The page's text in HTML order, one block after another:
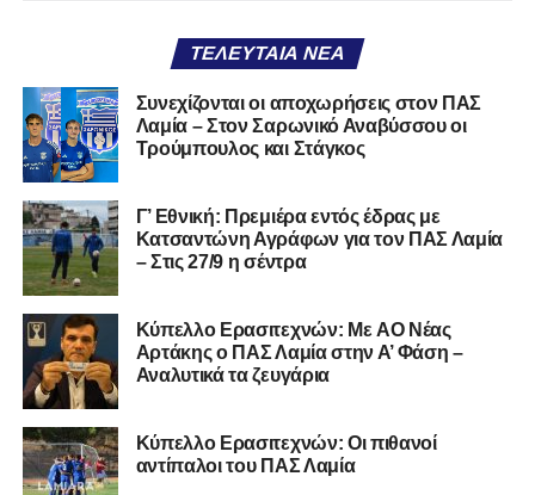
στις 26 Σεπτεμβρίου 2021.
Καλωσορίζουμε τον Βασίλη στην οικογένεια του
Σαρωνικού και του ευχόμαστε υγεία και πολλές
επιτυχίες.»
Η ανακοίνωση για τον Χρυσόστομο Στάγκο
«Ο Α.Ο. Σαρωνικός Αναβύσσου ανακοινώνει την
απόκτηση του τερματοφύλακα Χρυσόστομου Στάγκου.
Ο 24χρονος τερματοφύλακας (γεννημένος στις
27/06/2002) προέρχεται επίσης από μία γεμάτη χρονιά
στη Γ’ Εθνική με τον ΠΑΣ Λαμία. Στο παρελθόν
αγωνίστηκε στον Λεβαδειακό, ενώ πέρασε και από ομάδες
ΤΕΛΕΥΤΑΊΑ ΝΈΑ
Συνεχίζονται οι αποχωρήσεις στον ΠΑΣ
Λαμία – Στον Σαρωνικό Αναβύσσου οι
Τρούμπουλος και Στάγκος
Γ’ Εθνική: Πρεμιέρα εντός έδρας με
Κατσαντώνη Αγράφων για τον ΠΑΣ Λαμία
– Στις 27/9 η σέντρα
Kύπελλο Ερασιτεχνών: Με AO Nέας
Αρτάκης ο ΠΑΣ Λαμία στην Α’ Φάση –
Αναλυτικά τα ζευγάρια
Κύπελλο Ερασιτεχνών: Οι πιθανοί
αντίπαλοι του ΠΑΣ Λαμία